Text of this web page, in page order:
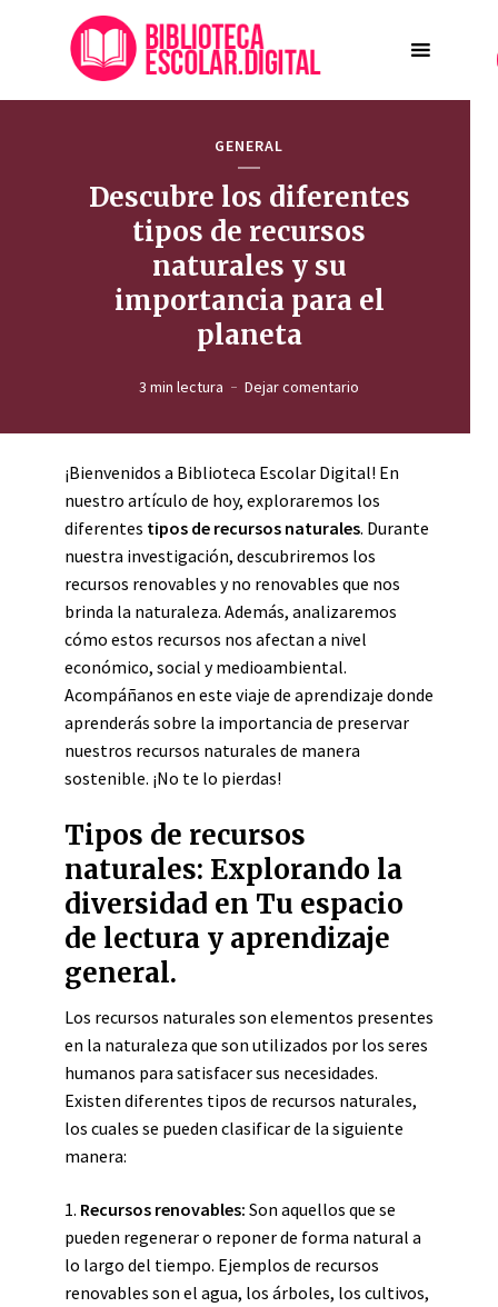
GENERAL
Descubre los diferentes
tipos de recursos
naturales y su
importancia para el
planeta
3 min lectura Dejar comentario
¡Bienvenidos a Biblioteca Escolar Digital! En
nuestro artículo de hoy, exploraremos los
diferentes tipos de recursos naturales. Durante
nuestra investigación, descubriremos los
recursos renovables y no renovables que nos
brinda la naturaleza. Además, analizaremos
cómo estos recursos nos afectan a nivel
económico, social y medioambiental.
Acompáñanos en este viaje de aprendizaje donde
aprenderás sobre la importancia de preservar
nuestros recursos naturales de manera
sostenible. ¡No te lo pierdas!
Tipos de recursos
naturales: Explorando la
diversidad en Tu espacio
de lectura y aprendizaje
general.
Los recursos naturales son elementos presentes
en la naturaleza que son utilizados por los seres
humanos para satisfacer sus necesidades.
Existen diferentes tipos de recursos naturales,
los cuales se pueden clasificar de la siguiente
manera:
1. Recursos renovables: Son aquellos que se
pueden regenerar o reponer de forma natural a
lo largo del tiempo. Ejemplos de recursos
renovables son el agua, los árboles, los cultivos,